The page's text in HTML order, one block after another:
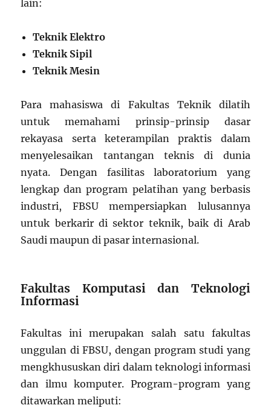
lain:
Teknik Elektro
Teknik Sipil
Teknik Mesin
Para mahasiswa di Fakultas Teknik dilatih
untuk memahami prinsip-prinsip dasar
rekayasa serta keterampilan praktis dalam
menyelesaikan tantangan teknis di dunia
nyata. Dengan fasilitas laboratorium yang
lengkap dan program pelatihan yang berbasis
industri, FBSU mempersiapkan lulusannya
untuk berkarir di sektor teknik, baik di Arab
Saudi maupun di pasar internasional.
Fakultas Komputasi dan Teknologi
Informasi
Fakultas ini merupakan salah satu fakultas
unggulan di FBSU, dengan program studi yang
mengkhususkan diri dalam teknologi informasi
dan ilmu komputer. Program-program yang
ditawarkan meliputi: